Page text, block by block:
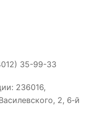
35-99-33
236016,
2, 6‑й